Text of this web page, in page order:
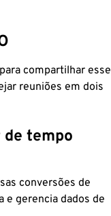
compartilhar esse
reuniões em dois
tempo
conversões de
e gerencia dados de